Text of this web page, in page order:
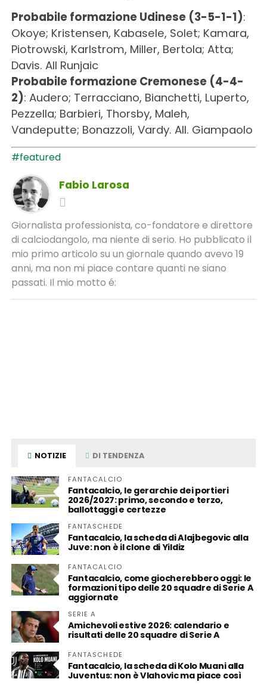
Probabile formazione Udinese (3-5-1-1):
Okoye; Kristensen, Kabasele, Solet; Kamara,
Piotrowski, Karlstrom, Miller, Bertola; Atta;
Davis. All Runjaic
Probabile formazione Cremonese (4-4-
2): Audero; Terracciano, Bianchetti, Luperto,
Pezzella; Barbieri, Thorsby, Maleh,
Vandeputte; Bonazzoli, Vardy. All. Giampaolo
#featured
Fabio Larosa
Giornalista professionista, co-fondatore e direttore
di calciodangolo, ma niente di serio. Ho pubblicato il
mio primo articolo su un giornale quando avevo 19
anni, ma non mi piace contare quanti ne siano
passati. Il mio motto é:
NOTIZIE DI TENDENZA
FANTACALCIO
Fantacalcio, le gerarchie dei portieri
2026/2027: primo, secondo e terzo,
ballottaggi e certezze
FANTASCHEDE
Fantacalcio, la scheda di Alajbegovic alla
Juve: non è il clone di Yildiz
FANTACALCIO
Fantacalcio, come giocherebbero oggi: le
formazioni tipo delle 20 squadre di Serie A
aggiornate
SERIE A
Amichevoli estive 2026: calendario e
risultati delle 20 squadre di Serie A
FANTASCHEDE
Fantacalcio, la scheda di Kolo Muani alla
Juventus: non è Vlahovic ma piace così